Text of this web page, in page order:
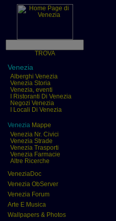
TROVA
Venezia
Alberghi Venezia
Venezia Storia
Venezia, eventi
I Ristoranti Di Venezia
Negozi Venezia
I Locali Di Venezia
Venezia Mappe
Venezia Nr. Civici
Venezia Strade
Venezia Trasporti
Venezia Farmacie
Altre Ricerche
VeneziaDoc
Venezia ObServer
Venezia Forum
Arte E Musica
Wallpapers & Photos